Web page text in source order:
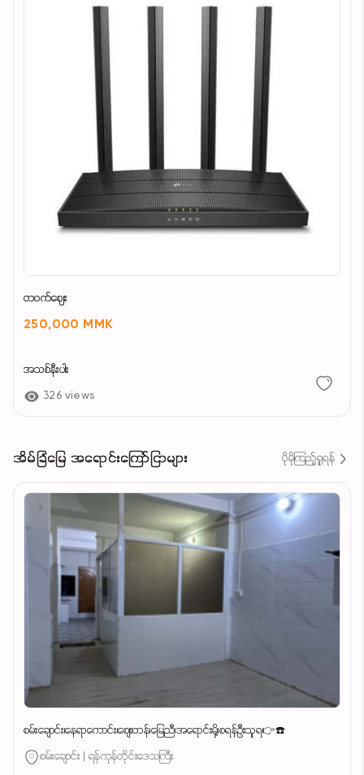
တဝက်ဈေး
250,000 MMK
အသစ်နီးပါး
326 views
အိမ်ခြံမြေ အရောင်းကြော်ငြာများ ပိုမိုကြည့်ရှုရန်
စမ်းချောင်း၊နေရာကောင်း၊စျေးတန်၊မြေညီ၊အရောင်းမို့၊စရန်ဦးသူရ👉☎️
စမ်းချောင်း | ရန်ကုန်တိုင်းဒေသကြီး